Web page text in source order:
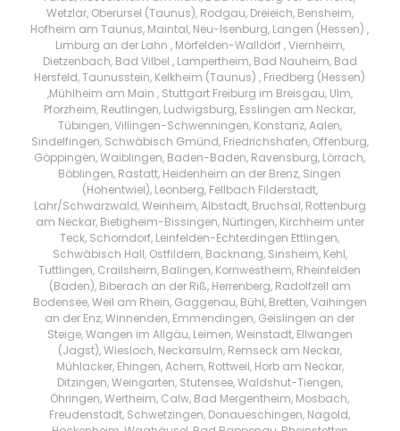
Wetzlar, Oberursel (Taunus), Rodgau, Dreieich, Bensheim,
Hofheim am Taunus, Maintal, Neu-Isenburg, Langen (Hessen) ,
Limburg an der Lahn , Mörfelden-Walldorf , Viernheim,
Dietzenbach, Bad Vilbel , Lampertheim, Bad Nauheim, Bad
Hersfeld, Taunusstein, Kelkheim (Taunus) , Friedberg (Hessen)
,Mühlheim am Main , Stuttgart Freiburg im Breisgau, Ulm,
Pforzheim, Reutlingen, Ludwigsburg, Esslingen am Neckar,
Tübingen, Villingen-Schwenningen, Konstanz, Aalen,
Sindelfingen, Schwäbisch Gmünd, Friedrichshafen, Offenburg,
Göppingen, Waiblingen, Baden-Baden, Ravensburg, Lörrach,
Böblingen, Rastatt, Heidenheim an der Brenz, Singen
(Hohentwiel), Leonberg, Fellbach Filderstadt,
Lahr/Schwarzwald, Weinheim, Albstadt, Bruchsal, Rottenburg
am Neckar, Bietigheim-Bissingen, Nürtingen, Kirchheim unter
Teck, Schorndorf, Leinfelden-Echterdingen Ettlingen,
Schwäbisch Hall, Ostfildern, Backnang, Sinsheim, Kehl,
Tuttlingen, Crailsheim, Balingen, Kornwestheim, Rheinfelden
(Baden), Biberach an der Riß, Herrenberg, Radolfzell am
Bodensee, Weil am Rhein, Gaggenau, Bühl, Bretten, Vaihingen
an der Enz, Winnenden, Emmendingen, Geislingen an der
Steige, Wangen im Allgäu, Leimen, Weinstadt, Ellwangen
(Jagst), Wiesloch, Neckarsulm, Remseck am Neckar,
Mühlacker, Ehingen, Achern, Rottweil, Horb am Neckar,
Ditzingen, Weingarten, Stutensee, Waldshut-Tiengen,
Öhringen, Wertheim, Calw, Bad Mergentheim, Mosbach,
Freudenstadt, Schwetzingen, Donaueschingen, Nagold,